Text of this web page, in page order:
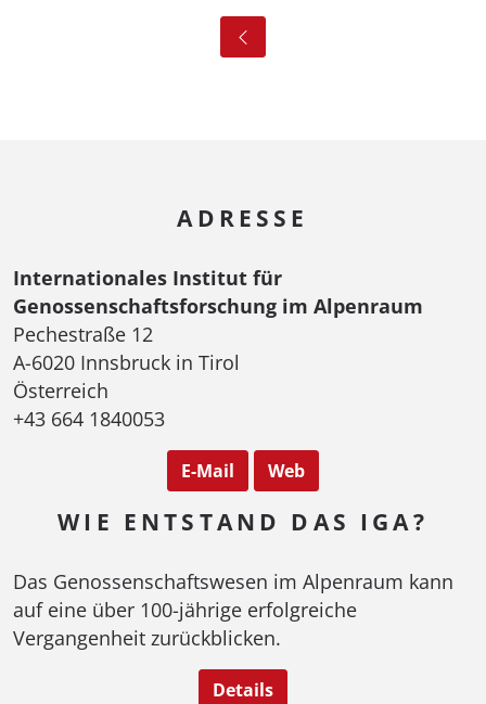
ADRESSE
Internationales Institut für
Genossenschaftsforschung im Alpenraum
Pechestraße 12
A-6020 Innsbruck in Tirol
Österreich
+43 664 1840053
E-Mail Web
WIE ENTSTAND DAS IGA?
Das Genossenschaftswesen im Alpenraum kann
auf eine über 100-jährige erfolgreiche
Vergangenheit zurückblicken.
Details